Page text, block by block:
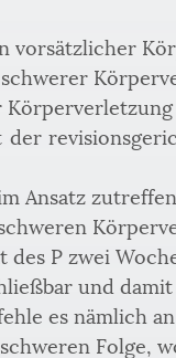
vorsätzlicher
Ansatz
des P zwei
und
es nämlich
Folge,